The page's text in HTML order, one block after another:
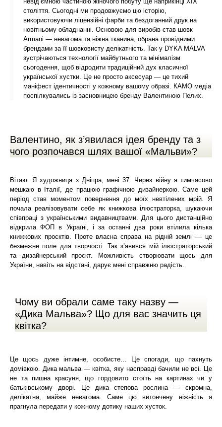
століття. Сьогодні ми продовжуємо цю історію,
використовуючи ліцензійні фарби та бездоганний друк на
новітньому обладнанні. Основою для виробів став шовк
Armani — невагома та ніжна тканина, обрана провідними
брендами за її шовковисту делікатність. Так у DYKA MALVA
зустрічаються технології майбутнього та мінімалізм
сьогодення, щоб відродити традиційний дух класичної
української хустки. Це не просто аксесуар — це тихий
маніфест ідентичності у кожному вашому образі. КАМО медіа
поспілкувались із засновницею бренду Валентиною Пелих.
Валентино, як з’явилася ідея бренду та з
чого розпочався шлях вашої «Мальви»?
Вітаю. Я художниця з Дніпра, мені 37. Через війну я тимчасово
мешкаю в Італії, де працюю графічною дизайнеркою. Саме цей
період став моментом повернення до моїх невтілених мрій. Я
почала реалізовувати себе як книжкова ілюстраторка, шукаючи
співпраці з українськими видавництвами. Для цього дистанційно
відкрила ФОП в Україні, і за останні два роки втілила кілька
книжкових проєктів. Проте власна справа на рідній землі — це
безмежне поле для творчості. Так з’явився мій ілюстраторський
та дизайнерський проєкт. Можливість створювати щось для
України, навіть на відстані, дарує мені справжню радість.
Чому ви обрали саме таку назву —
«Дика Мальва»? Що для вас значить ця
квітка?
Це щось дуже інтимне, особисте… Це спогади, що пахнуть
домівкою. Дика мальва — квітка, яку насправді бачили не всі. Це
не та пишна красуня, що гордовито стоїть на картинах чи у
батьківському дворі. Це дика степова рослина — скромна,
делікатна, майже невагома. Саме цю витончену ніжність я
прагнула передати у кожному дотику наших хусток.